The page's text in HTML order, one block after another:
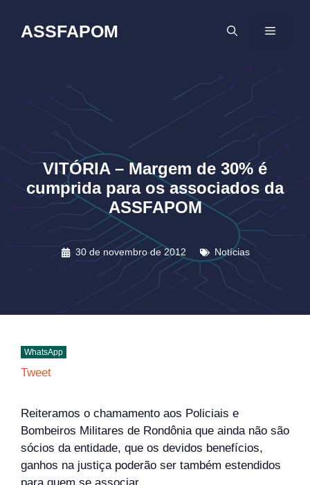
ASSFAPOM MENU
VITÓRIA – Margem de 30% é
cumprida para os associados da
ASSFAPOM
30 de novembro de 2012 Notícias
WhatsApp
Tweet
Reiteramos o chamamento aos Policiais e
Bombeiros Militares de Rondônia que ainda não são
sócios da entidade, que os devidos benefícios,
ganhos na justiça poderão ser também estendidos
para quem se associar.